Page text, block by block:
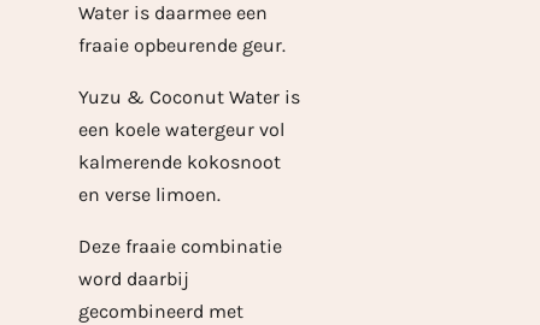
Water is daarmee een
fraaie opbeurende geur.
Yuzu & Coconut Water is
een koele watergeur vol
kalmerende kokosnoot
en verse limoen.
Deze fraaie combinatie
word daarbij
gecombineerd met